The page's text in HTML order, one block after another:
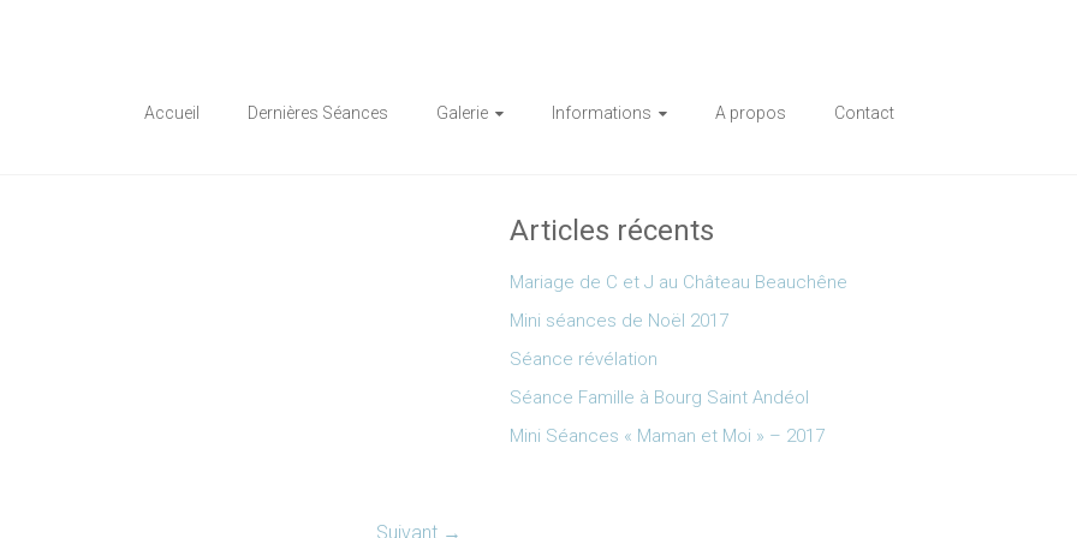
Accueil Dernières Séances Galerie Informations A propos Contact
Suivant →
Articles récents
Mariage de C et J au Château Beauchêne
Mini séances de Noël 2017
Séance révélation
Séance Famille à Bourg Saint Andéol
Mini Séances « Maman et Moi » – 2017